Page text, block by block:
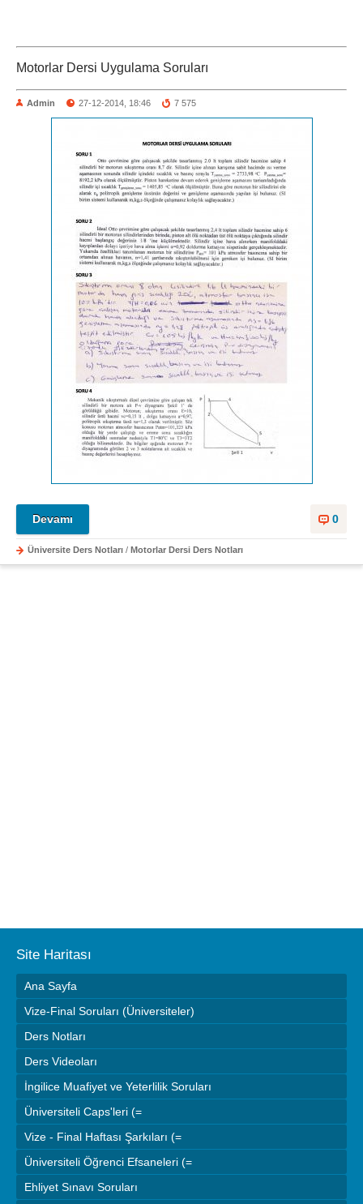
Motorlar Dersi Uygulama Soruları
Admin 27-12-2014, 18:46 7 575
0
Devamı
Üniversite Ders Notları / Motorlar Dersi Ders Notları
Site Haritası
Ana Sayfa
Vize-Final Soruları (Üniversiteler)
Ders Notları
Ders Videoları
İngilice Muafiyet ve Yeterlilik Soruları
Üniversiteli Caps'leri (=
Vize - Final Haftası Şarkıları (=
Üniversiteli Öğrenci Efsaneleri (=
Ehliyet Sınavı Soruları